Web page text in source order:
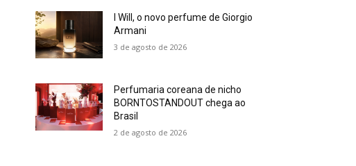
I Will, o novo perfume de Giorgio
Armani
3 de agosto de 2026
Perfumaria coreana de nicho
BORNTOSTANDOUT chega ao
Brasil
2 de agosto de 2026